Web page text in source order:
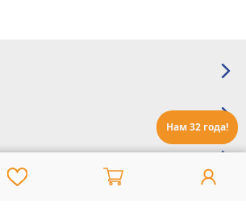
Нам 32 года!